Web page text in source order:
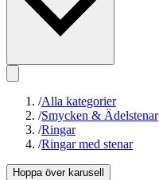
/Alla kategorier
/Smycken & Ädelstenar
/Ringar
/Ringar med stenar
Hoppa över karusell